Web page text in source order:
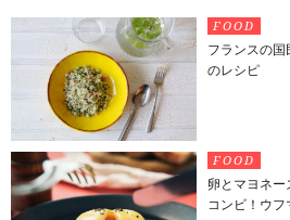
FOOD
フランスの国
のレシピ
FOOD
卵とマヨネ
コンビ！ウ